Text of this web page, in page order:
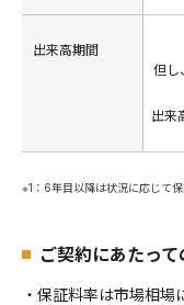
出来高期間
但し
出来
※1：6年目以降は状況に応じて
ご契約にあたっ
・保証料率は市場相場